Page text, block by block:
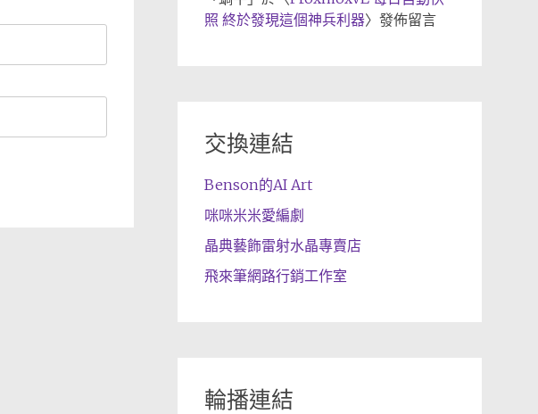
照 終於發現這個神兵利器〉發佈留言
交換連結
Benson的AI Art
咪咪米米愛編劇
晶典藝飾雷射水晶專賣店
飛來筆網路行銷工作室
輪播連結